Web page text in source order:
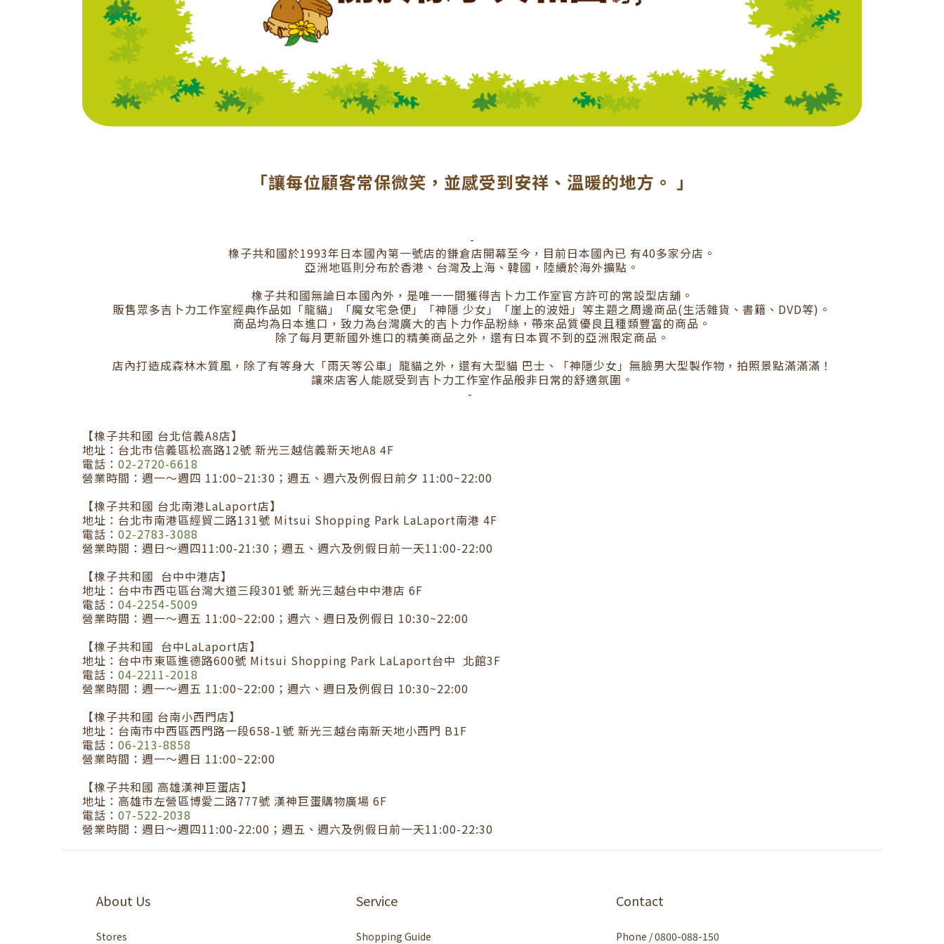
「讓每位顧客常保微笑，並感受到安祥、溫暖的地方。 」
-
橡子共和國於1993年日本國內第一號店的鎌倉店開幕至今，目前日本國內已 有40多家分店。
亞洲地區則分布於香港、台灣及上海、韓國，陸續於海外擴點。
橡子共和國無論日本國內外，是唯一一間獲得吉卜力工作室官方許可的常設型店舖。
販售眾多吉卜力工作室經典作品如「龍貓」「魔女宅急便」「神隱 少女」「崖上的波妞」等主題之周邊商品(生活雜貨、書籍、 DVD等) 。
商品均為日本進口，致力為台灣廣大的吉卜力作品粉絲，帶來品質優良且種類豐富的商品。
除了每月更新國外進口的精美商品之外，還有日本買不到的亞洲限定商品。
店內打造成森林木質風，除了有等身大「雨天等公車」龍貓之外，還有大型貓 巴士、「神隱少女」無臉男大型製作物，拍照景點滿滿滿！
讓來店客人能感受到吉卜力工作室作品般非日常的舒適氛圍。
-
【橡子共和國 台北信義A8店】
地址：台北市信義區松高路12號 新光三越信義新天地A8 4F
電話： 02-2720-6618
營業時間：週一～週四 11:00~21:30；週五、週六及例假日前夕 11:00~22:00
【橡子共和國 台北南港LaLaport店】
地址：台北市南港區經貿二路131號 Mitsui Shopping Park LaLaport南港 4F
電話： 02-2783-3088
營業時間：週日～週四11:00-21:30；週五、週六及例假日前一天11:00-22:00
【橡子共和國 台中中港店】
地址：台中市西屯區台灣大道三段301號 新光三越台中中港店 6F
電話： 04-2254-5009
營業時間：週一～週五 11:00~22:00；週六、週日及例假日 10:30~22:00
【橡子共和國 台中LaLaport店】
地址：台中市東區進德路600號 Mitsui Shopping Park LaLaport台中 北館3F
電話： 04-2211-2018
營業時間：週一～週五 11:00~22:00；週六、週日及例假日 10:30~22:00
【橡子共和國 台南小西門店】
地址：台南市中西區西門路一段658-1號 新光三越台南新天地小西門 B1F
電話： 06-213-8858
營業時間：週一～週日 11:00~22:00
【橡子共和國 高雄漢神巨蛋店】
地址：高雄市左營區博愛二路777號 漢神巨蛋購物廣場 6F
電話： 07-522-2038
營業時間：週日～週四11:00-22:00；週五、週六及例假日前一天11:00-22:30
About Us
Stores
Service
Shopping Guide
Contact
Phone / 0800-088-150